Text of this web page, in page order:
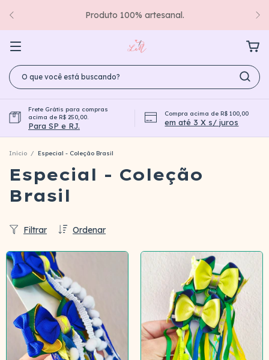
Produto 100% artesanal.
Frete Grátis para compras
acima de R$ 250,00.
Para SP e RJ.
Compra acima de R$ 100,00
em até 3 X s/ juros
Início / Especial - Coleção Brasil
Especial - Coleção
Brasil
Ordenar
Filtrar